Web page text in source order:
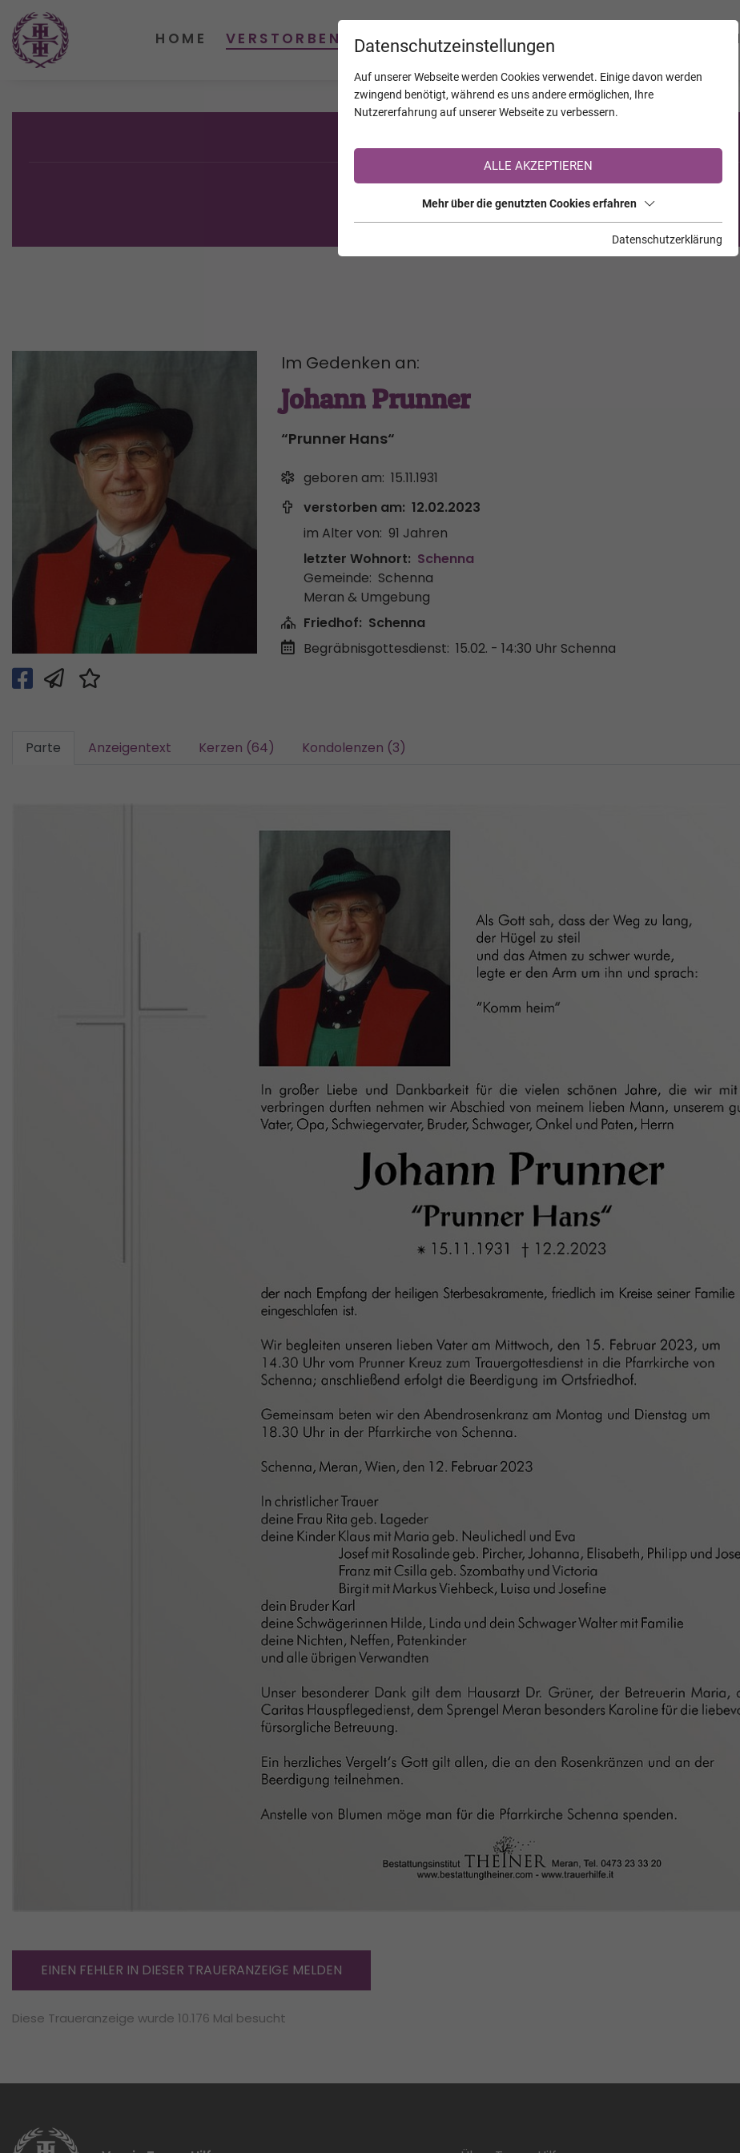
Sie sind noch nicht auf TrauerHilfe.it registriert?
>> zur kostenlosen Registrierung <<
Im Gedenken an:
Johann Prunner
“Prunner Hans“
geboren am: 15.11.1931
verstorben am: 12.02.2023
im Alter von: 91 Jahren
letzter Wohnort: Schenna
Gemeinde: Schenna
Meran & Umgebung
Friedhof: Schenna
Begräbnisgottesdienst: 15.02. - 14:30 Uhr Schenna
Parte Anzeigentext Kerzen (64) Kondolenzen (3)
EINEN FEHLER IN DIESER TRAUERANZEIGE MELDEN
Diese Traueranzeige wurde 10.176 Mal besucht
Datenschutzeinstellungen
Auf unserer Webseite werden Cookies verwendet. Einige davon werden
zwingend benötigt, während es uns andere ermöglichen, Ihre
Nutzererfahrung auf unserer Webseite zu verbessern.
ALLE AKZEPTIEREN
Mehr über die genutzten Cookies erfahren
Datenschutzerklärung
HOME VERSTORBENE KALENDER JAHRESTAGE UNTERNEHMEN